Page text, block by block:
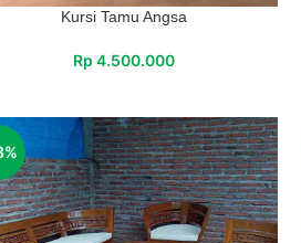
Kursi Tamu Angsa
Rp 4.500.000